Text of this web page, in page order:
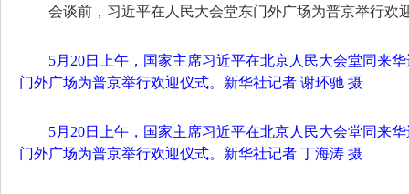
会谈前，习近平在人民大会堂东门外广场为普京举行欢
5月20日上午，国家主席习近平在北京人民大会堂同来
门外广场为普京举行欢迎仪式。新华社记者 谢环驰 摄
5月20日上午，国家主席习近平在北京人民大会堂同来
门外广场为普京举行欢迎仪式。新华社记者 丁海涛 摄